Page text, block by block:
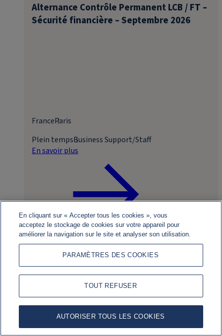
Alternance Contrôle Permanent LCB / FT –
Sécurité financière – Septembre 2026
FranceParis
Plein tempsBusiness Support/Staff
En savoir plus
Postuler
En cliquant sur « Accepter tous les cookies », vous
acceptez le stockage de cookies sur votre appareil pour
améliorer la navigation sur le site et analyser son utilisation.
PARAMÈTRES DES COOKIES
TOUT REFUSER
AUTORISER TOUS LES COOKIES